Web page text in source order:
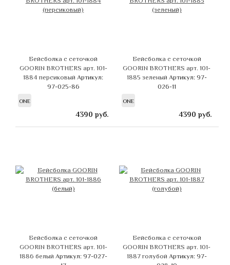
Бейсболка с сеточкой
GOORIN BROTHERS арт. 101-
1884 персиковыйАртикул:
97-025-86
ONE
4390 руб.
Бейсболка с сеточкой
GOORIN BROTHERS арт. 101-
1885 зеленый Артикул: 97-
026-11
ONE
4390 руб.
Бейсболка с сеточкой
GOORIN BROTHERS арт. 101-
1886 белый Артикул: 97-027-
Бейсболка с сеточкой
GOORIN BROTHERS арт. 101-
1887 голубой Артикул: 97-